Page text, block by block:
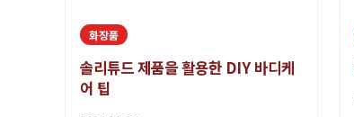
화장품
솔리튜드 제품을 활용한 DIY 바디케
어 팁